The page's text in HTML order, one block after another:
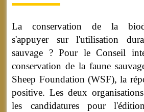
La conservation de la
s'appuyer sur l'utilisation
sauvage ? Pour le Conseil
conservation de la faune
Sheep Foundation (WSF), la
positive. Les deux
les candidatures pour